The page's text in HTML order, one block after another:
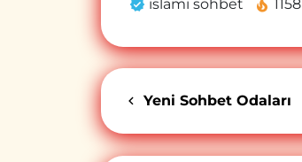
islami sohbet 1158
Yeni Sohbet Odaları